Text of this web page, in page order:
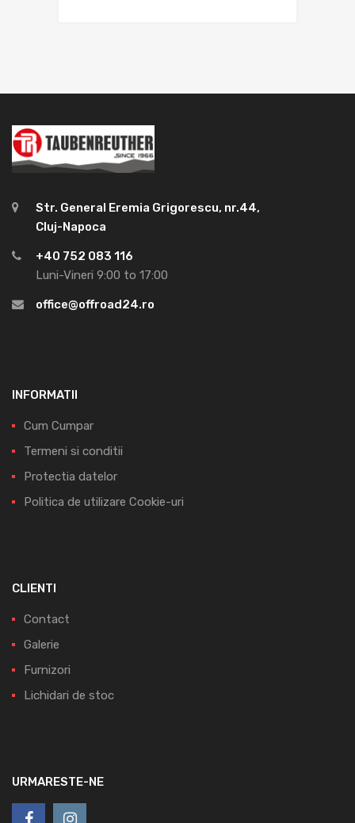
Str. General Eremia Grigorescu, nr.44,
Cluj-Napoca
+40 752 083 116
Luni-Vineri 9:00 to 17:00
office@offroad24.ro
INFORMATII
Cum Cumpar
Termeni si conditii
Protectia datelor
Politica de utilizare Cookie-uri
CLIENTI
Contact
Galerie
Furnizori
Lichidari de stoc
URMARESTE-NE